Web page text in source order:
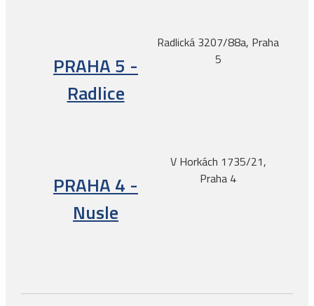
PRAHA 5 -
Radlice
Radlická 3207/88a, Praha
5
PRAHA 4 -
Nusle
V Horkách 1735/21,
Praha 4